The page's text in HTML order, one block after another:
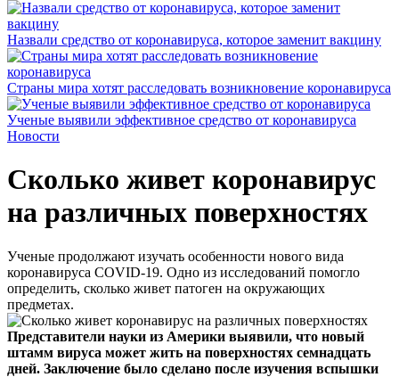
Назвали средство от коронавируса, которое заменит вакцину
Страны мира хотят расследовать возникновение коронавируса
Ученые выявили эффективное средство от коронавируса
Новости
Сколько живет коронавирус
на различных поверхностях
Ученые продолжают изучать особенности нового вида
коронавируса COVID-19. Одно из исследований помогло
определить, сколько живет патоген на окружающих
предметах.
Представители науки из Америки выявили, что новый
штамм вируса может жить на поверхностях семнадцать
дней. Заключение было сделано после изучения вспышки